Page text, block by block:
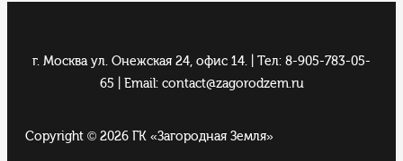
г. Москва ул. Онежская 24, офис 14. | Тел: 8-905-783-05-
65 | Email: contact@zagorodzem.ru
Copyright © 2026 ГК «Загородная Земля»